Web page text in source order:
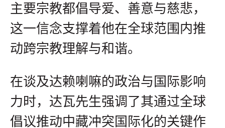
主要宗教都倡导爱、善意与慈悲，
这一信念支撑着他在全球范围内推
动跨宗教理解与和谐。
在谈及达赖喇嘛的政治与国际影响
力时，达瓦先生强调了其通过全球
倡议推动中藏冲突国际化的关键作